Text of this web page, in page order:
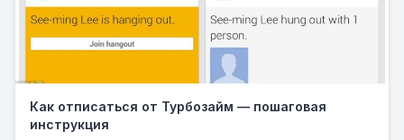
Как отписаться от Турбозайм — пошаговая
инструкция